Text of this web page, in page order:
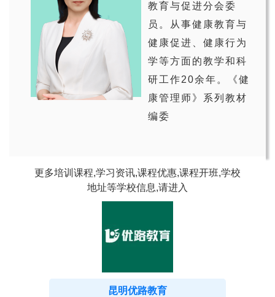
教育与促进分会委
员。从事健康教育与
健康促进、健康行为
学等方面的教学和科
研工作20余年。《健
康管理师》系列教材
编委
更多培训课程,学习资讯,课程优惠,课程开班,学校
地址等学校信息,请进入
昆明优路教育